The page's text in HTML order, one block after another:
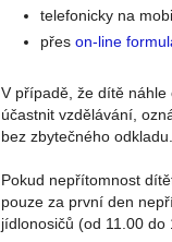
telefonicky na
přes on-line
V případě, že dítě
účastnit vzdělávání,
bez zbytečného odkladu.
Pokud nepřítomnost
pouze za první den
jídlonosičů (od 11.00 do